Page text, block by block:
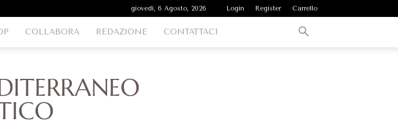
giovedì, 6 Agosto, 2026 Login Register Carrello
COLLABORA REDAZIONE CONTATTACI